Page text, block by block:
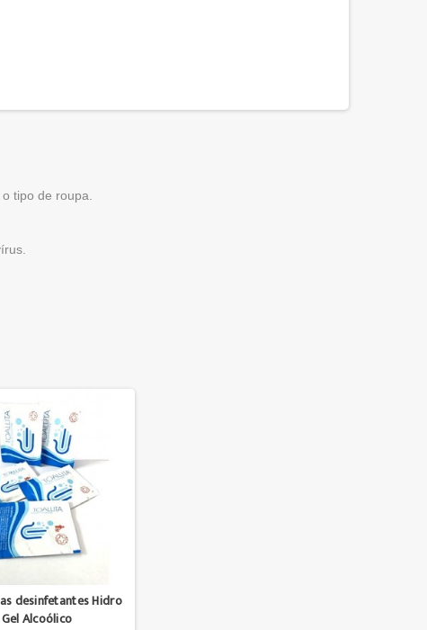
tipo de roupa.
desinfetantes Hidro
Gel Alcoólico